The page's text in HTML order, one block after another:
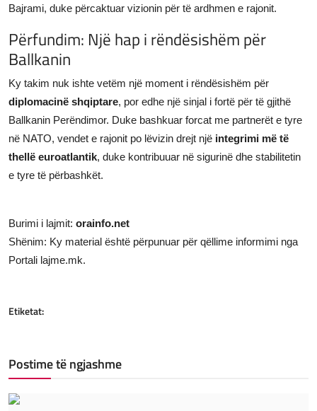
Bajrami, duke përcaktuar vizionin për të ardhmen e rajonit.
Përfundim: Një hap i rëndësishëm për
Ballkanin
Ky takim nuk ishte vetëm një moment i rëndësishëm për
diplomacinë shqiptare, por edhe një sinjal i fortë për të gjithë
Ballkanin Perëndimor. Duke bashkuar forcat me partnerët e tyre
në NATO, vendet e rajonit po lëvizin drejt një integrimi më të
thellë euroatlantik, duke kontribuuar në sigurinë dhe stabilitetin
e tyre të përbashkët.
Burimi i lajmit: orainfo.net
Shënim: Ky material është përpunuar për qëllime informimi nga
Portali lajme.mk.
Etiketat:
Postime të ngjashme